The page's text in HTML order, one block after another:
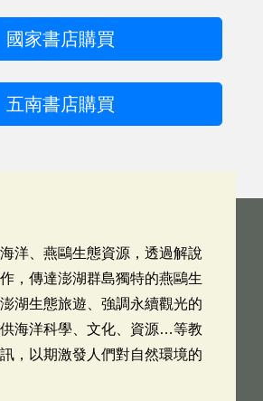
國家書店購買
五南書店購買
洋、燕鷗生態資源，透過解說
，傳達澎湖群島獨特的燕鷗生
湖生態旅遊、強調永續觀光的
海洋科學、文化、資源…等教
，以期激發人們對自然環境的